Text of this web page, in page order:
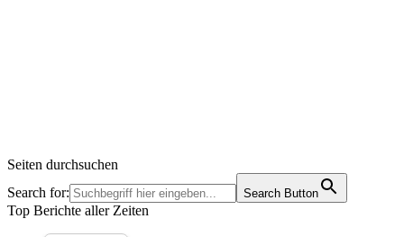
Seiten durchsuchen
Search for:
Search Button
Top Berichte aller Zeiten